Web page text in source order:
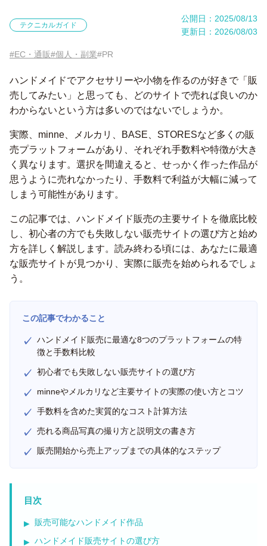
テクニカルガイド
公開日：2025/08/13
更新日：2026/08/03
#EC・通販#個人・副業#PR
ハンドメイドでアクセサリーや小物を作るのが好きで「販
売してみたい」と思っても、どのサイトで売れば良いのか
わからないという方は多いのではないでしょうか。
実際、minne、メルカリ、BASE、STORESなど多くの販
売プラットフォームがあり、それぞれ手数料や特徴が大き
く異なります。選択を間違えると、せっかく作った作品が
思うように売れなかったり、手数料で利益が大幅に減って
しまう可能性があります。
この記事では、ハンドメイド販売の主要サイトを徹底比較
し、初心者の方でも失敗しない販売サイトの選び方と始め
方を詳しく解説します。読み終わる頃には、あなたに最適
な販売サイトが見つかり、実際に販売を始められるでしょ
う。
この記事でわかること
ハンドメイド販売に最適な8つのプラットフォームの特
徴と手数料比較
初心者でも失敗しない販売サイトの選び方
minneやメルカリなど主要サイトの実際の使い方とコツ
手数料を含めた実質的なコスト計算方法
売れる商品写真の撮り方と説明文の書き方
販売開始から売上アップまでの具体的なステップ
目次
販売可能なハンドメイド作品
ハンドメイド販売サイトの選び方